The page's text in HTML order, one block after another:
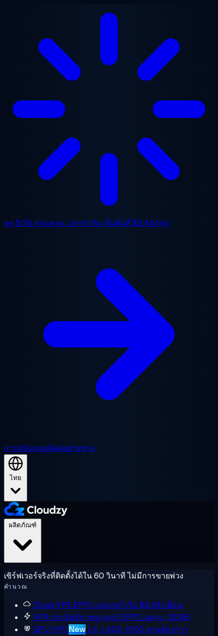
ลด 50% ทุกแพลน เวลาจำกัด เริ่มต้นที่ $2.48/mo
การสนับสนุนติดต่อฝ่ายขาย
ไทย
เซิร์ฟเวอร์จริงที่ติดตั้งได้ใน 60 วินาที ไม่มีการขายพ่วง
คำนวณ
Cloud VPS EPYC แบบแชร์ เริ่ม $2.48/เดือน
VPS ประสิทธิภาพสูง คอร์ EPYC เฉพาะ, DDR5
GPU VPS New L4, L40S, H100 ตามต้องการ